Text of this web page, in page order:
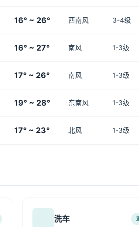
16° ~ 26° 西南风 3-4级
16° ~ 27° 南风 1-3级
17° ~ 26° 南风 1-3级
19° ~ 28° 东南风 1-3级
17° ~ 23° 北风 1-3级
洗车